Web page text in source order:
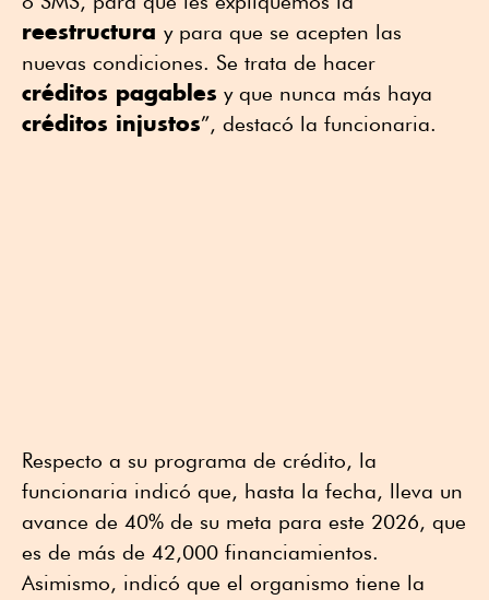
reestructura y para que se acepten las
nuevas condiciones. Se trata de hacer
créditos pagables y que nunca más haya
créditos injustos”, destacó la funcionaria.
Respecto a su programa de crédito, la
funcionaria indicó que, hasta la fecha, lleva un
avance de 40% de su meta para este 2026, que
es de más de 42,000 financiamientos.
Asimismo, indicó que el organismo tiene la